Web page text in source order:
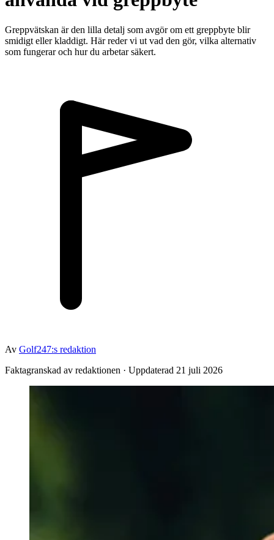
Greppvätskan är den lilla detalj som avgör om ett greppbyte blir
smidigt eller kladdigt. Här reder vi ut vad den gör, vilka alternativ
som fungerar och hur du arbetar säkert.
Av Golf247:s redaktion
Faktagranskad av redaktionen · Uppdaterad 21 juli 2026